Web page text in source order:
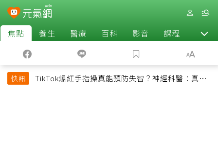
焦點 養生 醫療 百科 影音 課程 退休
快訊
TikTok爆紅手指操真能預防失智？神經科醫：真正